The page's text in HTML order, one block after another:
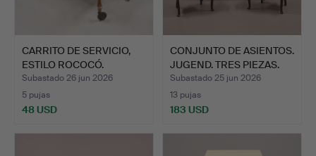
CARRITO DE SERVICIO,
ESTILO ROCOCÓ.
Subastado 26 jun 2026
5 pujas
48 USD
CONJUNTO DE ASIENTOS.
JUGEND. TRES PIEZAS.
Subastado 25 jun 2026
13 pujas
183 USD